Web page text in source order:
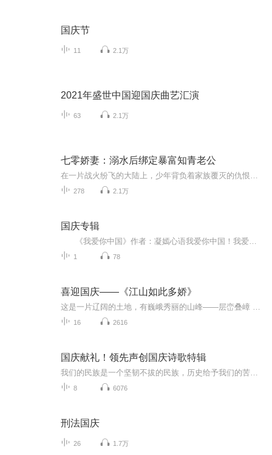
国庆节
11 2.1万
2021年盛世中国迎国庆曲艺汇演
63 2.1万
七零娇妻：溺水后绑定暴富知青老公
278 2.1万
国庆专辑
1 78
喜迎国庆——《江山如此多娇》
16 2616
国庆献礼！领先声创国庆诗歌特辑
8 6076
刑法国庆
26 1.7万